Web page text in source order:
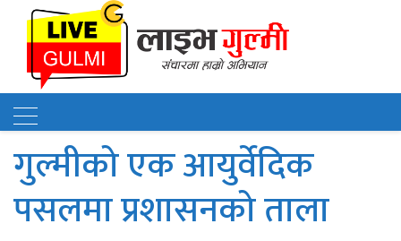
गुल्मीको एक आयुर्वेदिक
पसलमा प्रशासनको ताला